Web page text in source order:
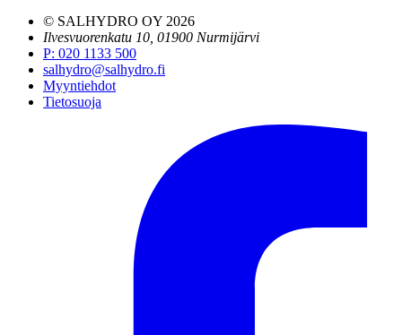
© SALHYDRO OY 2026
Ilvesvuorenkatu 10, 01900 Nurmijärvi
P: 020 1133 500
salhydro@salhydro.fi
Myyntiehdot
Tietosuoja